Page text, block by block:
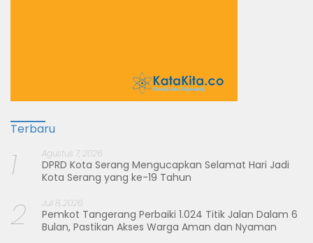
Terbaru
1 Agustus 7, 2026
DPRD Kota Serang Mengucapkan Selamat Hari Jadi
Kota Serang yang ke-19 Tahun
2 Juli 8, 2026
Pemkot Tangerang Perbaiki 1.024 Titik Jalan Dalam 6
Bulan, Pastikan Akses Warga Aman dan Nyaman